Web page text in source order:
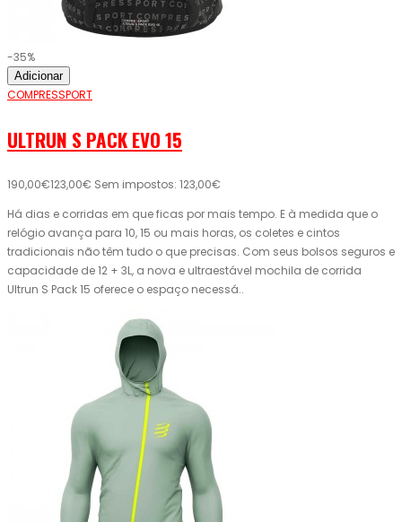
-35%
Adicionar
COMPRESSPORT
ULTRUN S PACK EVO 15
190,00€123,00€ Sem impostos: 123,00€
Há dias e corridas em que ficas por mais tempo. E à medida que o
relógio avança para 10, 15 ou mais horas, os coletes e cintos
tradicionais não têm tudo o que precisas. Com seus bolsos seguros e
capacidade de 12 + 3L, a nova e ultraestável mochila de corrida
Ultrun S Pack 15 oferece o espaço necessá..